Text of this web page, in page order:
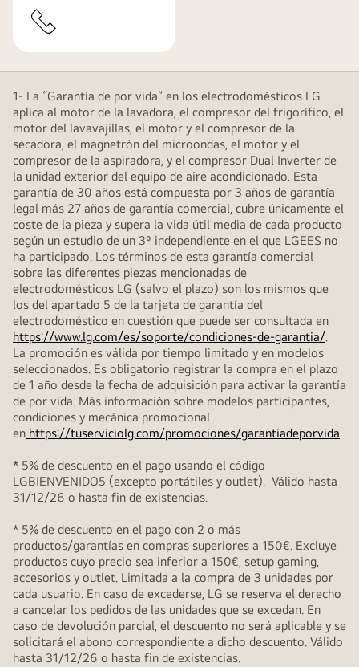
1- La “Garantía de por vida” en los electrodomésticos LG
aplica al motor de la lavadora, el compresor del frigorífico, el
motor del lavavajillas, el motor y el compresor de la
secadora, el magnetrón del microondas, el motor y el
compresor de la aspiradora, y el compresor Dual Inverter de
la unidad exterior del equipo de aire acondicionado. Esta
garantía de 30 años está compuesta por 3 años de garantía
legal más 27 años de garantía comercial, cubre únicamente el
coste de la pieza y supera la vida útil media de cada producto
según un estudio de un 3º independiente en el que LGEES no
ha participado. Los términos de esta garantía comercial
sobre las diferentes piezas mencionadas de
electrodomésticos LG (salvo el plazo) son los mismos que
los del apartado 5 de la tarjeta de garantía del
electrodoméstico en cuestión que puede ser consultada en
https://www.lg.com/es/soporte/condiciones-de-garantia/.
La promoción es válida por tiempo limitado y en modelos
seleccionados. Es obligatorio registrar la compra en el plazo
de 1 año desde la fecha de adquisición para activar la garantía
de por vida. Más información sobre modelos participantes,
condiciones y mecánica promocional
en https://tuserviciolg.com/promociones/garantiadeporvida
* 5% de descuento en el pago usando el código
LGBIENVENIDO5 (excepto portátiles y outlet). Válido hasta
31/12/26 o hasta fin de existencias.
* 5% de descuento en el pago con 2 o más
productos/garantías en compras superiores a 150€. Excluye
productos cuyo precio sea inferior a 150€, setup gaming,
accesorios y outlet. Limitada a la compra de 3 unidades por
cada usuario. En caso de excederse, LG se reserva el derecho
a cancelar los pedidos de las unidades que se excedan. En
caso de devolución parcial, el descuento no será aplicable y se
solicitará el abono correspondiente a dicho descuento. Válido
hasta 31/12/26 o hasta fin de existencias.